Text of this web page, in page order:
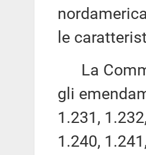
le
La
gli
1.231,
1.240,